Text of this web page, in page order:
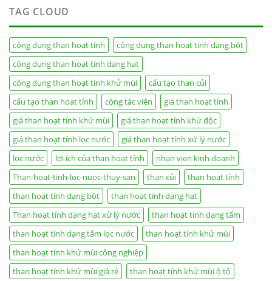
TAG CLOUD
công dụng than hoạt tính
công dụng than hoạt tính dạng bột
công dụng than hoạt tính dạng hạt
công dụng than hoạt tính khử mùi
cấu tạo than củi
cấu tạo than hoạt tính
cộng tác viên
giá than hoạt tính
giá than hoạt tính khử mùi
giá than hoạt tính khử độc
giá than hoạt tính lọc nước
giá than hoạt tính xử lý nước
lọc nước
lợi ích của than hoạt tính
nhan vien kinh doanh
Than-hoat-tinh-loc-nuoc-thuy-san
than củi
than hoạt tính
than hoạt tính dạng bột
than hoạt tính dạng hạt
Than hoạt tính dạng hạt xử lý nước
than hoạt tính dạng tấm
than hoạt tính dạng tấm lọc nước
than hoạt tính khử mùi
than hoạt tính khử mùi công nghiệp
than hoạt tính khử mùi giá rẻ
than hoạt tính khử mùi ô tô